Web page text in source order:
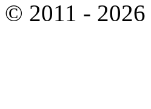
© 2011 - 2026